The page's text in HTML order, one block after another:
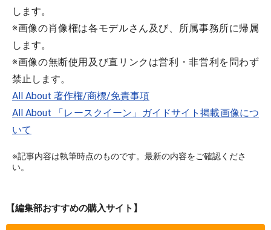
します。
※画像の肖像権は各モデルさん及び、所属事務所に帰属
します。
※画像の無断使用及び直リンクは営利・非営利を問わず
禁止します。
All About 著作権/商標/免責事項
All About 「レースクイーン」ガイドサイト掲載画像につ
いて
※記事内容は執筆時点のものです。最新の内容をご確認くださ
い。
【編集部おすすめの購入サイト】